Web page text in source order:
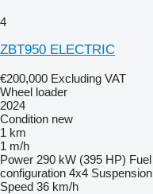
4
ZBT950 ELECTRIC
€200,000 Excluding VAT
Wheel loader
2024
Condition new
1 km
1 m/h
Power 290 kW (395 HP) Fuel
configuration 4x4 Suspension
Speed 36 km/h